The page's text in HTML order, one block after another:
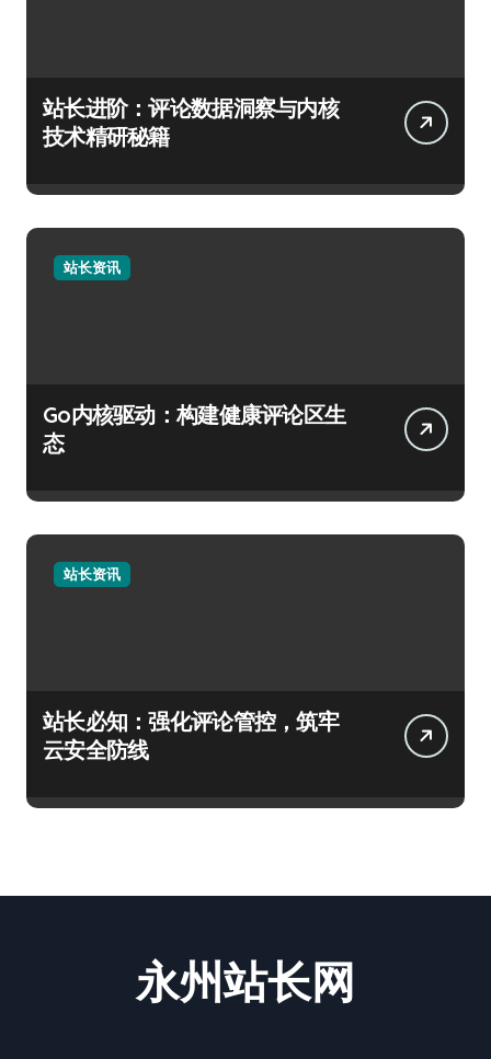
站长进阶：评论数据洞察与内核
技术精研秘籍
站长资讯
Go内核驱动：构建健康评论区生
态
站长资讯
站长必知：强化评论管控，筑牢
云安全防线
永州站长网